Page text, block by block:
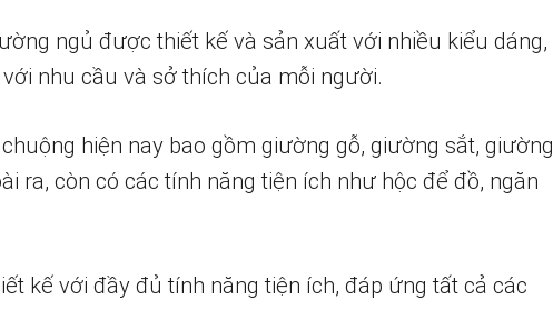
ngủ được thiết kế và sản xuất với nhiều kiểu dáng,
nhu cầu và sở thích của mỗi người.
hiện nay bao gồm giường gỗ, giường sắt, giường
ra, còn có các tính năng tiện ích như hộc để đồ, ngăn
kế với đầy đủ tính năng tiện ích, đáp ứng tất cả các